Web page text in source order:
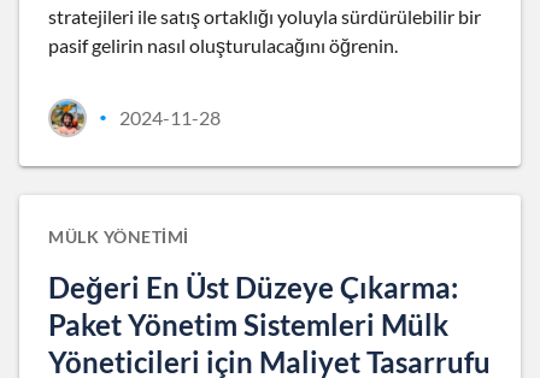
stratejileri ile satış ortaklığı yoluyla sürdürülebilir bir
pasif gelirin nasıl oluşturulacağını öğrenin.
• 2024-11-28
MÜLK YÖNETIMI
Değeri En Üst Düzeye Çıkarma:
Paket Yönetim Sistemleri Mülk
Yöneticileri için Maliyet Tasarrufu